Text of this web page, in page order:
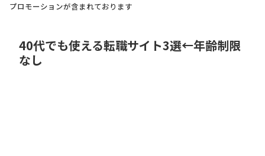
プロモーションが含まれております
40代でも使える転職サイト3選←年齢制限
なし